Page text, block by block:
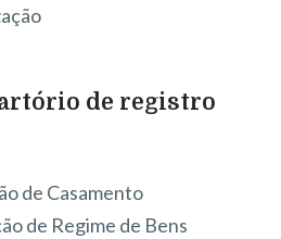
de registro
de Casamento
de Regime de Bens